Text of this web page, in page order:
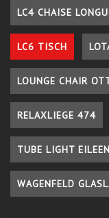
LC4 CHAISE
LC6 TISCH
LOUNGE CHAIR
RELAXLIEGE 474
TUBE LIGHT
WAGENFELD